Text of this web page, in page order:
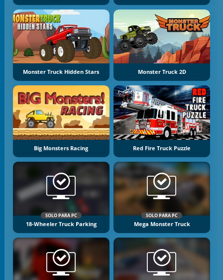
Monster Truck Hidden Stars Monster Truck 2D
Big Monsters Racing Red Fire Truck Puzzle
SOLO PARA PC
18-Wheeler Truck Parking
SOLO PARA PC
Mega Monster Truck